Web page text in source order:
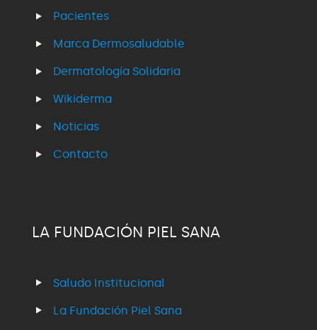
Pacientes
Marca Dermosaludable
Dermatología Solidaria
Wikiderma
Noticias
Contacto
LA FUNDACIÓN PIEL SANA
Saludo Institucional
La Fundación Piel Sana